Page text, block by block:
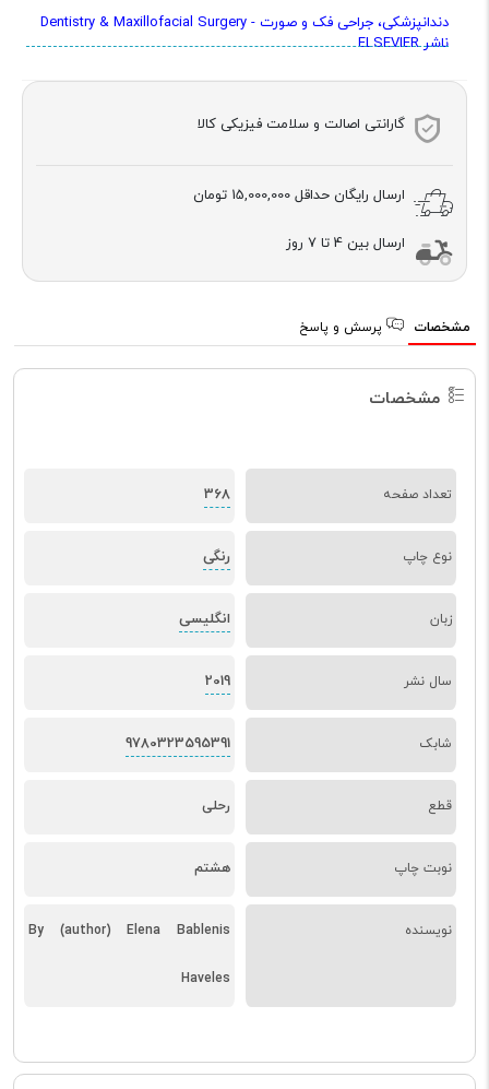
دندانپزشکی، جراحی فک و صورت - Dentistry & Maxillofacial Surgery
ناشر ELSEVIER
گارانتی اصالت و سلامت فیزیکی کالا
ارسال رایگان حداقل 15,000,000 تومان
ارسال بین 4 تا 7 روز
مشخصات پرسش و پاسخ
مشخصات
تعداد صفحه 368
نوع چاپ رنگی
زبان انگلیسی
سال نشر 2019
شابک 9780323595391
قطع رحلی
نوبت چاپ هشتم
نویسنده By (author) Elena Bablenis
Haveles